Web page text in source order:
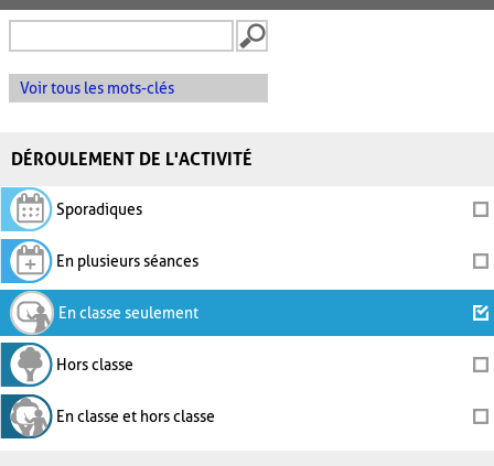
Voir tous les mots-clés
DÉROULEMENT DE L'ACTIVITÉ
Sporadiques
En plusieurs séances
En classe seulement
Hors classe
En classe et hors classe